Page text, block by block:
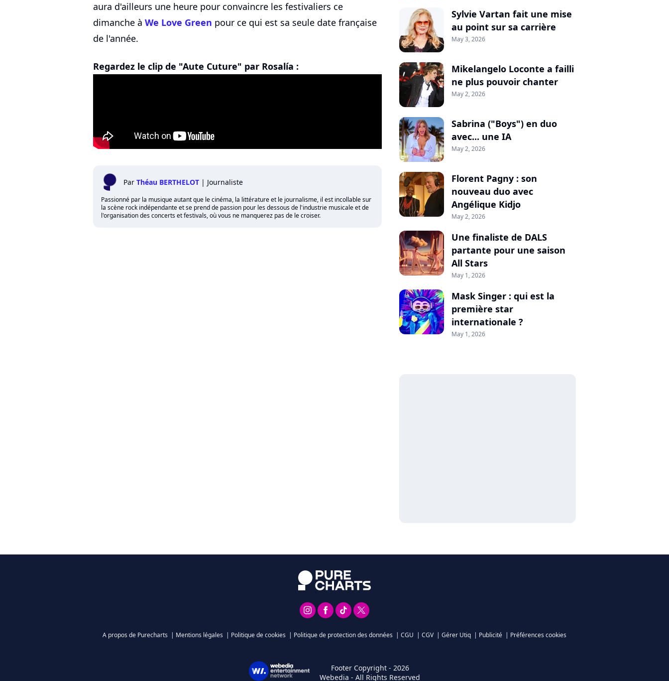
aura d'ailleurs une heure pour convaincre les festivaliers ce
dimanche à We Love Green pour ce qui est sa seule date française
de l'année.
Regardez le clip de "Aute Cuture" par Rosalía :
Par Théau BERTHELOT | Journaliste
Passionné par la musique autant que le cinéma, la littérature et le journalisme, il est incollable sur
la scène rock indépendante et se prend de passion pour les dessous de l'industrie musicale et de
l'organisation des concerts et festivals, où vous ne manquerez pas de le croiser.
Sylvie Vartan fait une mise
au point sur sa carrière
May 3, 2026
Mikelangelo Loconte a failli
ne plus pouvoir chanter
May 2, 2026
Sabrina ("Boys") en duo
avec... une IA
May 2, 2026
Florent Pagny : son
nouveau duo avec
Angélique Kidjo
May 2, 2026
Une finaliste de DALS
partante pour une saison
All Stars
May 1, 2026
Mask Singer : qui est la
première star
internationale ?
May 1, 2026
A propos de Purecharts | Mentions légales | Politique de cookies | Politique de protection des données | CGU | CGV | Gérer Utiq | Publicité | Préférences cookies
Footer Copyright - 2026
Webedia - All Rights Reserved